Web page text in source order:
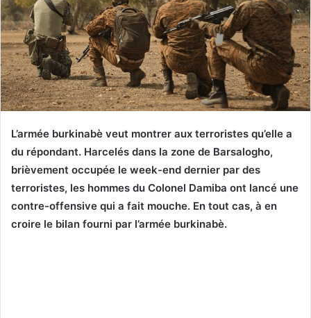
L’armée burkinabè veut montrer aux terroristes qu’elle a
du répondant. Harcelés dans la zone de Barsalogho,
brièvement occupée le week-end dernier par des
terroristes, les hommes du Colonel Damiba ont lancé une
contre-offensive qui a fait mouche. En tout cas, à en
croire le bilan fourni par l’armée burkinabè.